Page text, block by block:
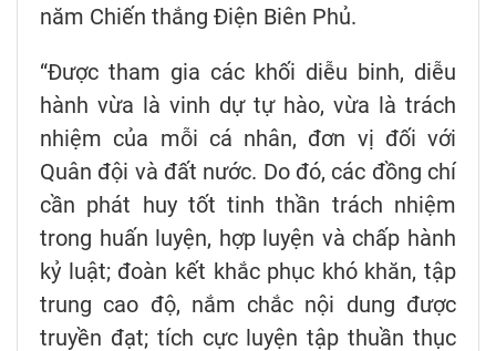
năm Chiến thắng Điện Biên Phủ.
“Được tham gia các khối diễu binh, diễu
hành vừa là vinh dự tự hào, vừa là trách
nhiệm của mỗi cá nhân, đơn vị đối với
Quân đội và đất nước. Do đó, các đồng chí
cần phát huy tốt tinh thần trách nhiệm
trong huấn luyện, hợp luyện và chấp hành
kỷ luật; đoàn kết khắc phục khó khăn, tập
trung cao độ, nắm chắc nội dung được
truyền đạt; tích cực luyện tập thuần thục